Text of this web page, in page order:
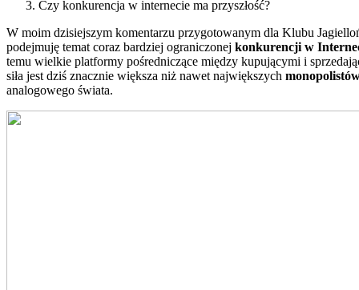
Czy konkurencja w internecie ma przyszłość?
W moim dzisiejszym komentarzu przygotowanym dla Klubu
podejmuję temat coraz bardziej ograniczonej konkurencji w
temu wielkie platformy pośredniczące między kupującymi i
siła jest dziś znacznie większa niż nawet największych
analogowego świata.